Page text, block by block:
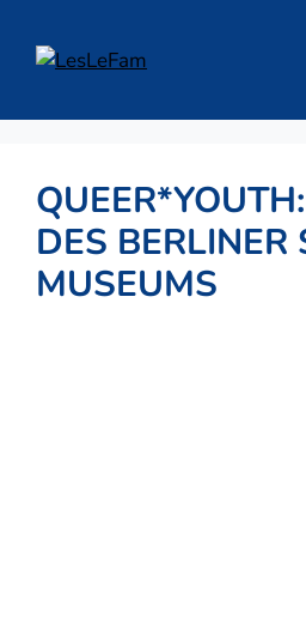
Inhalt
springen
DES
MUSEUMS